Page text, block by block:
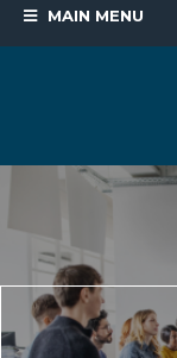
MAIN MENU